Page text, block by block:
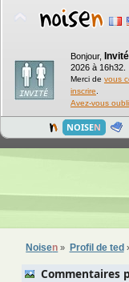
Bonjour, Invité
2026 à 16h32.
Merci de vous
inscrire
Avez-vous
NOISEN
Noisen » Profil de ted
Commentaires